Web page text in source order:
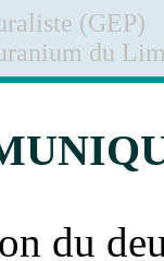
(GEP)
du
du